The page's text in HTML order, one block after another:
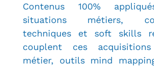
Contenus 100%
situations métiers,
techniques et soft skills
couplent ces
métier, outils mind